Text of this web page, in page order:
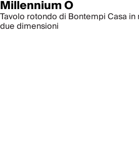
Millennium O
Tavolo rotondo di Bontempi Casa
due dimensioni